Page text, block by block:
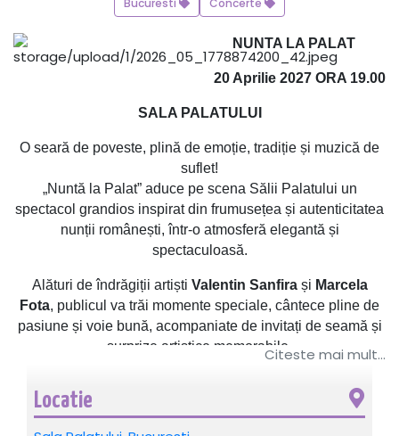
Bucuresti Concerte
NUNTA LA PALAT
20 Aprilie2027 ORA 19.00
SALA PALATULUI
O seară de poveste, plină de emoție, tradiție și muzică de
suflet!
„Nuntă la Palat” aduce pe scena Sălii Palatului un
spectacol grandios inspirat din frumusețea și autenticitatea
nunții românești, într-o atmosferă elegantă și
spectaculoasă.
Alături de îndrăgiții artiști Valentin Sanfirași Marcela
Fota, publicul va trăi momente speciale, cântece pline de
pasiune și voie bună, acompaniate de invitați de seamă și
surprize artistice memorabile.
Lupău, dar și a invitaților îndrăgiți ai muzicii populare
românești, spectacolul promite o experiență autentică,
Citeste mai mult...
Locatie